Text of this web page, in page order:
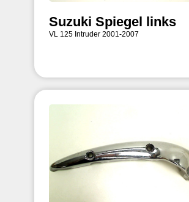
Suzuki Spiegel links
VL 125 Intruder 2001-2007